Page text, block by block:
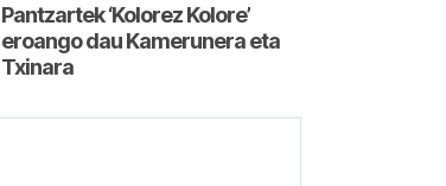
Pantzartek ‘Kolorez Kolore’
eroango dau Kamerunera eta
Txinara